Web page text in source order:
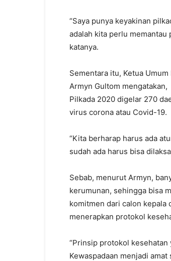
“Saya punya keyakinan
adalah kita perlu
katanya.
Sementara itu, Ketua
Armyn Gultom mengatakan,
Pilkada 2020 digelar 270
virus corona atau Covid-19.
“Kita berharap harus ada
sudah ada harus bisa
Sebab, menurut Armyn,
kerumunan, sehingga bisa
komitmen dari calon kepala
menerapkan protokol
“Prinsip protokol
Kewaspadaan menjadi